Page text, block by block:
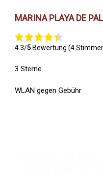
MARINA PLAYA DE
4.3/5 Bewertung (4
3 Sterne
WLAN gegen Gebühr